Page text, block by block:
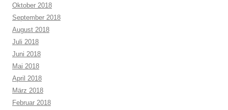
Oktober 2018
September 2018
August 2018
Juli 2018
Juni 2018
Mai 2018
April 2018
März 2018
Februar 2018